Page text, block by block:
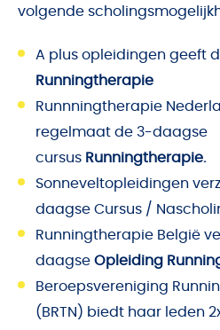
volgende
A plus opleidingen geeft
Runningtherapie
Runnningtherapie
regelmaat de 3-daagse
cursus Runningtherapie.
Sonneveltopleidingen
daagse Cursus /
Runningtherapie België
daagse Opleiding
Beroepsvereniging
(BRTN) biedt haar leden